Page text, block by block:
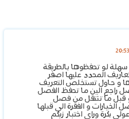
سهلة لو تحفظوها بالطريقة
المحدد عليها اصفر
و حاول تستخلص التعريف
راجع الين ما تحفظ الفصل
قبل ما تنتقل من فصل
الخيارات و الفقرة الي قبلها
بكرة وراي اختبار زيكم